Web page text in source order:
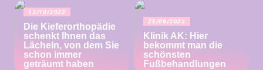
13/10/2022
Die Kieferorthopädie
schenkt Ihnen das
Lächeln, von dem Sie
schon immer
geträumt haben
25/09/2022
Klinik AK: Hier
bekommt man die
schönsten
Fußbehandlungen